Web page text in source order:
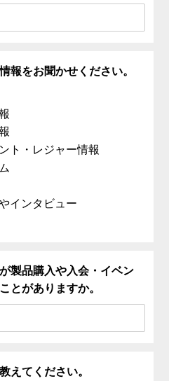
報をお聞かせください。
ト・レジャー情報
インタビュー
製品購入や入会・イベン
とがありますか。
えてください。